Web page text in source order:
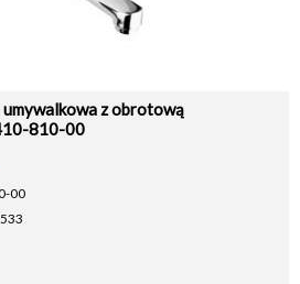
umywalkowa z obrotową
810-00
00